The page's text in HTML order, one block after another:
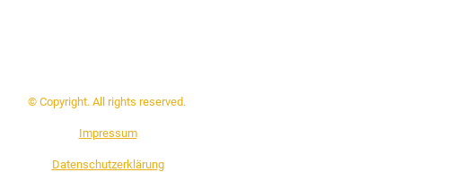
© Copyright. All rights reserved.
Impressum
Datenschutzerklärung